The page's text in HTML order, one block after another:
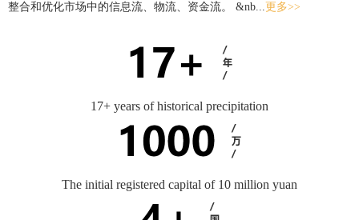
整合和优化市场中的信息流、物流、资金流。 &nb...更多>>
17+ years of historical precipitation
The initial registered capital of 10 million yuan